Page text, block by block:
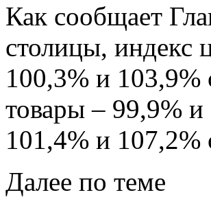
Как сообщает
столицы, индекс
100,3% и 103,9%
товары – 99,9% и
101,4% и 107,2%
Далее по теме